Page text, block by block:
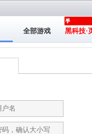
全部游戏 黑科技·